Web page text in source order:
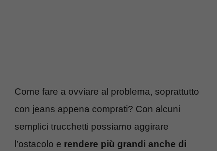
Come fare a ovviare al problema, soprattutto
con jeans appena comprati? Con alcuni
semplici trucchetti possiamo aggirare
l’ostacolo e rendere più grandi anche di